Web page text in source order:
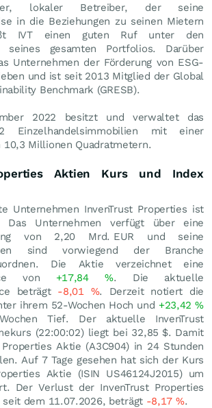
lokaler Betreiber, der seine
in die Beziehungen zu seinen Mietern
IVT einen guten Ruf unter den
seines gesamten Portfolios. Darüber
Unternehmen der Förderung von ESG-
und ist seit 2013 Mitglied der Global
Benchmark (GRESB).
2022 besitzt und verwaltet das
Einzelhandelsimmobilien mit einer
10,3 Millionen Quadratmetern.
Aktien Kurs und Index
Unternehmen InvenTrust Properties ist
Unternehmen verfügt über eine
von 2,20 Mrd. EUR und seine
sind vorwiegend der Branche
Die Aktie verzeichnet eine
von +17,84%. Die aktuelle
beträgt -8,01 %. Derzeit notiert die
ihrem 52-Wochen Hoch und +23,42%
Tief. Der aktuelle InvenTrust
(22:00:02) liegt bei 32,85 $. Damit
Aktie (A3C904) in 24 Stunden
Auf 7 Tage gesehen hat sich der Kurs
Aktie (ISIN US46124J2015) um
Der Verlust der InvenTrust Properties
seit dem 11.07.2026, beträgt -8,17 %.